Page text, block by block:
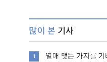
많이 본 기사
1 열매 맺는 가지를